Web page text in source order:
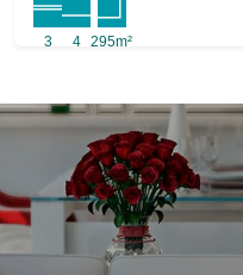
3 4 295m²